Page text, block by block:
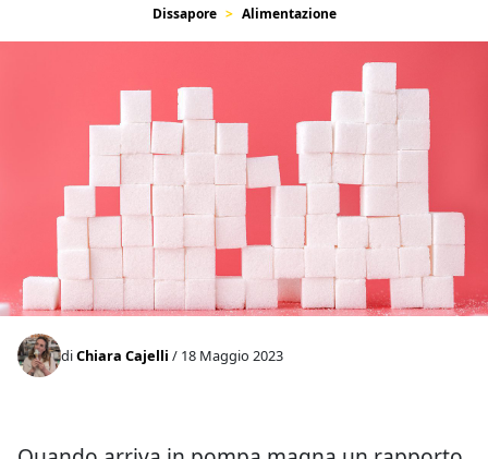
Dissapore Alimentazione
diChiara Cajelli / 18 Maggio 2023